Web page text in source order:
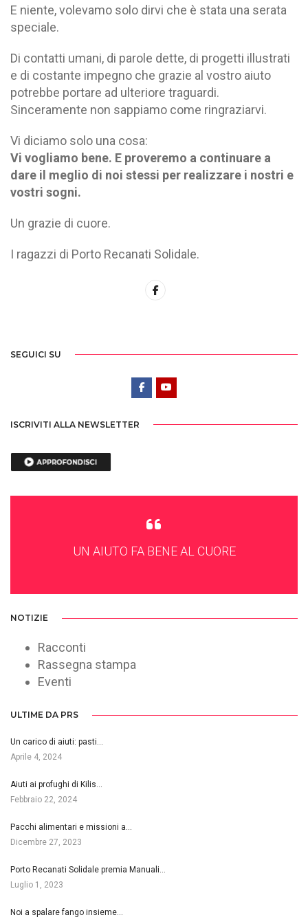
E niente, volevamo solo dirvi che è stata una serata
speciale.
Di contatti umani, di parole dette, di progetti illustrati
e di costante impegno che grazie al vostro aiuto
potrebbe portare ad ulteriore traguardi.
Sinceramente non sappiamo come ringraziarvi.
Vi diciamo solo una cosa:
Vi vogliamo bene. E proveremo a continuare a
dare il meglio di noi stessi per realizzare i nostri e
vostri sogni.
Un grazie di cuore.
I ragazzi di Porto Recanati Solidale.
SEGUICI SU
ISCRIVITI ALLA NEWSLETTER
UN AIUTO FA BENE AL CUORE
NOTIZIE
Racconti
Rassegna stampa
Eventi
ULTIME DA PRS
Un carico di aiuti: pasti…
Aprile 4, 2024
Aiuti ai profughi di Kilis…
Febbraio 22, 2024
Pacchi alimentari e missioni a…
Dicembre 27, 2023
Porto Recanati Solidale premia Manuali…
Luglio 1, 2023
Noi a spalare fango insieme…